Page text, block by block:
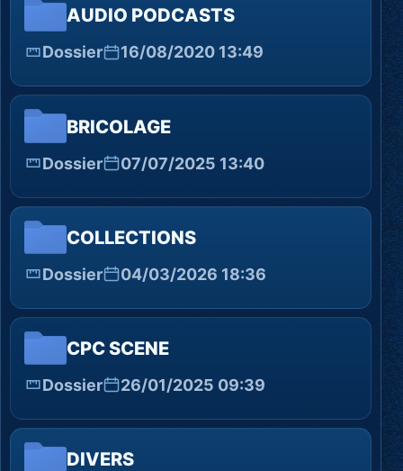
AUDIO PODCASTS
Dossier 16/08/2020 13:49
BRICOLAGE
Dossier 07/07/2025 13:40
COLLECTIONS
Dossier 04/03/2026 18:36
CPC SCENE
Dossier 26/01/2025 09:39
DIVERS